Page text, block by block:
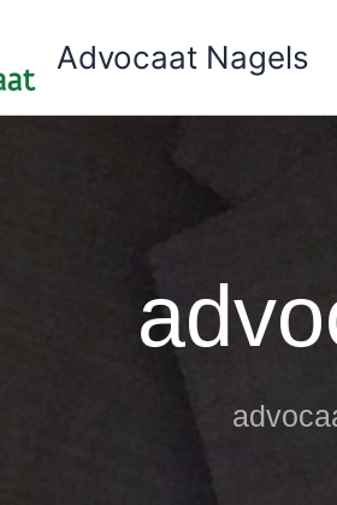
Advocaat Nagels